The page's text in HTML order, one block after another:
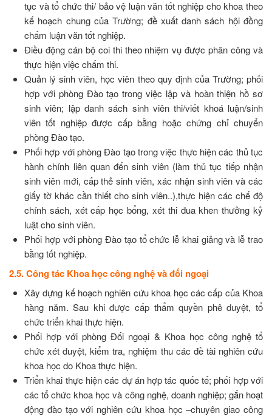
tục và tổ chức thi/ bảo vệ luận văn tốt nghiệp cho khoa theo
kế hoạch chung của Trường; đề xuất danh sách hội đồng
chấm luận văn tốt nghiệp.
Điều động cán bộ coi thi theo nhiệm vụ được phân công và
thực hiện việc chấm thi.
Quản lý sinh viên, học viên theo quy định của Trường; phối
hợp với phòng Đào tạo trong việc lập và hoàn thiện hồ sơ
sinh viên; lập danh sách sinh viên thi/viết khoá luận/sinh
viên tốt nghiệp được cấp bằng hoặc chứng chỉ chuyển
phòng Đào tạo.
Phối hợp với phòng Đào tạo trong việc thực hiện các thủ tục
hành chính liên quan đến sinh viên (làm thủ tục tiếp nhận
sinh viên mới, cấp thẻ sinh viên, xác nhận sinh viên và các
giấy tờ khác cần thiết cho sinh viên..),thực hiện các chế độ
chính sách, xét cấp học bổng, xét thi đua khen thưởng kỷ
luật cho sinh viên.
Phối hợp với phòng Đào tạo tổ chức lễ khai giảng và lễ trao
bằng tốt nghiệp.
2.5. Công tác Khoa học công nghệ và đối ngoại
Xây dựng kế hoạch nghiên cứu khoa học các cấp của Khoa
hàng năm. Sau khi được cấp thẩm quyền phê duyệt, tổ
chức triển khai thực hiện.
Phối hợp với phòng Đối ngoại & Khoa học công nghệ tổ
chức xét duyệt, kiểm tra, nghiệm thu các đề tài nghiên cứu
khoa học do Khoa thực hiện.
Triển khai thực hiện các dự án hợp tác quốc tế; phối hợp với
các tổ chức khoa học và công nghệ, doanh nghiệp; gắn hoạt
động đào tạo với nghiên cứu khoa học –chuyên giao công